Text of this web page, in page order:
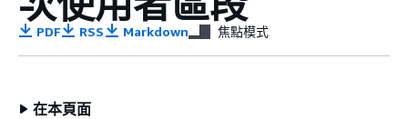
PDF RSS Markdown 焦點模式
在本頁面